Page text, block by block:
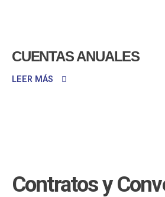
CUENTAS ANUALES
LEER MÁS
Contratos y